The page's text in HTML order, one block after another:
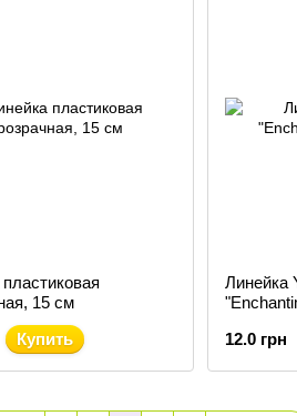
15 см
Купить
Линейка
12.0 грн